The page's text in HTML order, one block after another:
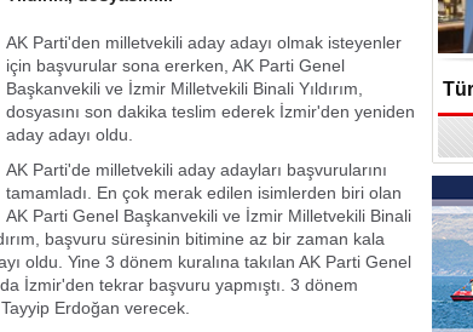
AK Parti'den milletvekili aday adayı olmak isteyenler
için başvurular sona ererken, AK Parti Genel
Başkanvekili ve İzmir Milletvekili Binali Yıldırım,
dosyasını son dakika teslim ederek İzmir'den yeniden
aday adayı oldu.
AK Parti'de milletvekili aday adayları başvurularını
tamamladı. En çok merak edilen isimlerden biri olan
AK Parti Genel Başkanvekili ve İzmir Milletvekili Binali
başvuru süresinin bitimine az bir zaman kala
oldu. Yine 3 dönem kuralına takılan AK Parti Genel
İzmir'den tekrar başvuru yapmıştı. 3 dönem
Erdoğan verecek.